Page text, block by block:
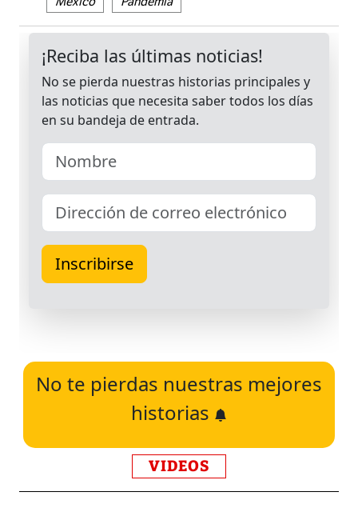
No te pierdas nuestras mejores
historias
VIDEOS